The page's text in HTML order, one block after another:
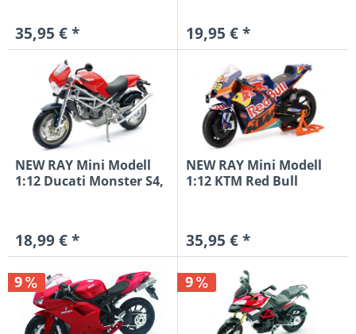
35,95 € * 19,95 € *
NEW RAY Mini Modell
1:12 Ducati Monster S4,
18,99 € *
NEW RAY Mini Modell
1:12 KTM Red Bull
35,95 € *
9 9